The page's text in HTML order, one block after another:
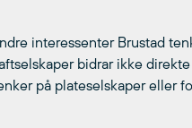
interessenter Brustad
bidrar ikke
på plateselskaper eller